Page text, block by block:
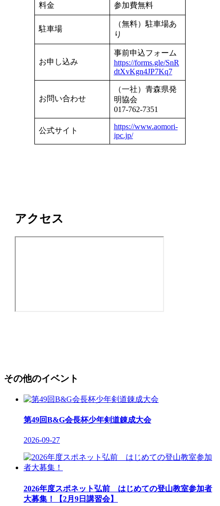
料金 参加費無料
駐車場
（無料）駐車場あ
り
お申し込み
事前申込フォーム
https://forms.gle/SnR
dtXvKgn4JP7Kq7
お問い合わせ
（一社）青森県発
明協会
017-762-7351
公式サイト
https://www.aomori-
ipc.jp/
アクセス
その他のイベント
第49回B&G会長杯少年剣道錬成大会
2026-09-27
2026年度スポネット弘前 はじめての登山教室参加者
大募集！【2月9日講習会】